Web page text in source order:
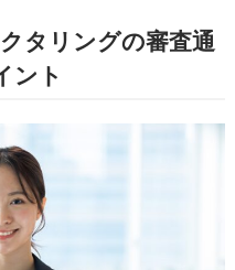
タリングの審査通
ント